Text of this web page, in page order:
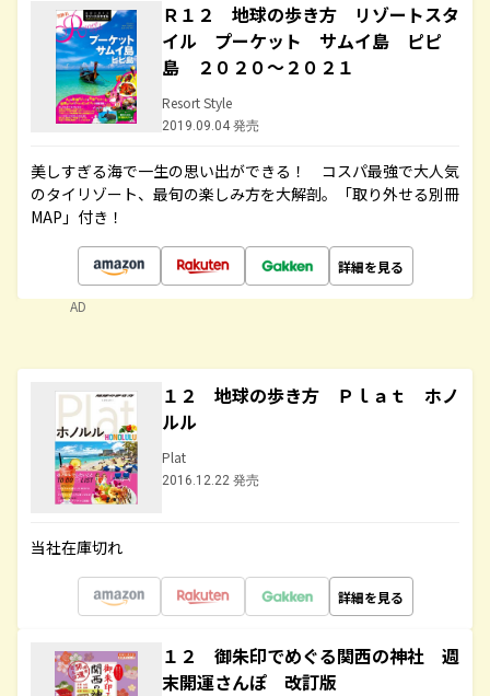
Ｒ１２ 地球の歩き方 リゾートスタ
イル プーケット サムイ島 ピピ
島 ２０２０～２０２１
Resort Style
2019.09.04 発売
美しすぎる海で一生の思い出ができる！ コスパ最強で大人気
のタイリゾート、最旬の楽しみ方を大解剖。「取り外せる別冊
MAP」付き！
詳細を見る
AD
１２ 地球の歩き方 Ｐｌａｔ ホノ
ルル
Plat
2016.12.22 発売
当社在庫切れ
詳細を見る
１２ 御朱印でめぐる関西の神社 週
末開運さんぽ 改訂版